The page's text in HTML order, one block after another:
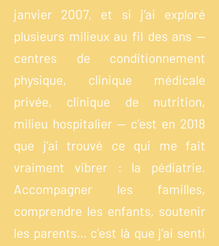
janvier 2007, et si j’ai exploré
plusieurs milieux au fil des ans —
centres de conditionnement
physique, clinique médicale
privée, clinique de nutrition,
milieu hospitalier — c’est en 2018
que j’ai trouvé ce qui me fait
vraiment vibrer : la pédiatrie.
Accompagner les familles,
comprendre les enfants, soutenir
les parents… c’est là que j’ai senti